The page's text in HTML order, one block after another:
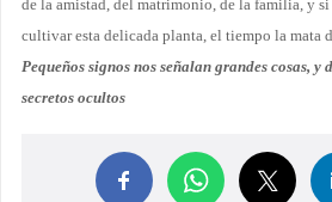
de la amistad, del matrimonio, de la familia, y
cultivar esta delicada planta, el tiempo la mata
Pequeños signos nos señalan grandes cosas, y
secretos ocultos